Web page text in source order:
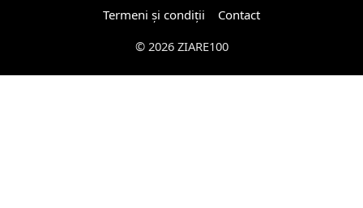
Termeni și condiții
Contact
© 2026 ZIARE100